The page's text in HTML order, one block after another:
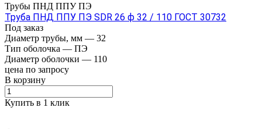
Трубы ПНД ППУ ПЭ
Труба ПНД ППУ ПЭ SDR 26 ф 32 / 110 ГОСТ 30732
Под заказ
Диаметр трубы, мм — 32
Тип оболочка — ПЭ
Диаметр оболочки — 110
цена по запросу
В корзину
Купить в 1 клик